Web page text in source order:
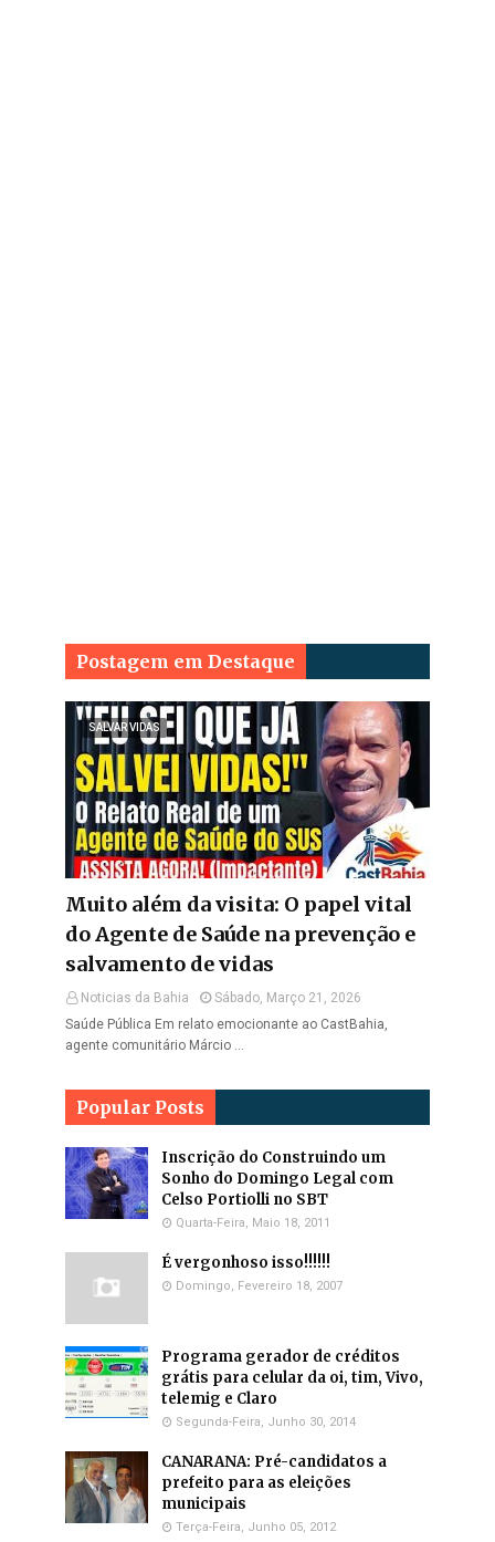
Postagem em Destaque
SALVAR VIDAS
Muito além da visita: O papel vital
do Agente de Saúde na prevenção e
salvamento de vidas
Noticias da Bahia
Sábado, Março 21, 2026
Saúde Pública Em relato emocionante ao CastBahia,
agente comunitário Márcio …
Popular Posts
Inscrição do Construindo um
Sonho do Domingo Legal com
Celso Portiolli no SBT
Quarta-Feira, Maio 18, 2011
É vergonhoso isso!!!!!!
Domingo, Fevereiro 18, 2007
Programa gerador de créditos
grátis para celular da oi, tim, Vivo,
telemig e Claro
Segunda-Feira, Junho 30, 2014
CANARANA: Pré-candidatos a
prefeito para as eleições
municipais
Terça-Feira, Junho 05, 2012